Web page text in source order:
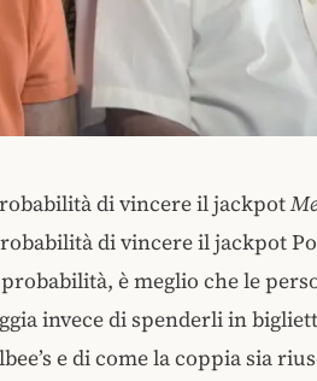
di vincere il jackpot
di vincere il jackpot
è meglio che le
invece di spenderli in
e di come la coppia sia